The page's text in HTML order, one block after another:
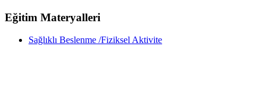
Eğitim Materyalleri
Sağlıklı Beslenme /Fiziksel Aktivite